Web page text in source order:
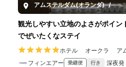
アムステルダム(オランダ) / 5-
観光しやすい立地のよさがポイ
でぜいたくなステイ
ホテル オークラ アム
フィンエアー
乗継便 行き 深夜発